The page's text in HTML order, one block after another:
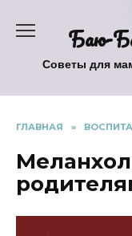
содержаниюБаю-
Советы для
ГЛАВНАЯ »